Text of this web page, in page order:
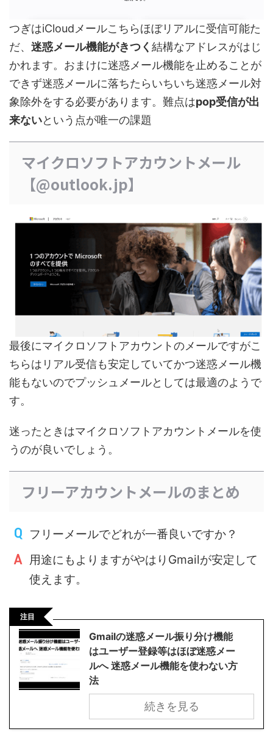
つぎはiCloudメールこちらほぼリアルに受信可能た
だ、 迷惑メール機能がきつく 結構なアドレスがはじ
かれます。おまけに迷惑メール機能を止めることが
できず迷惑メールに落ちたらいちいち迷惑メール対
象除外をする必要があります。難点はpop受信が出
来ないという点が唯一の課題
マイクロソフトアカウントメール
【@outlook.jp】
最後にマイクロソフトアカウントのメールですがこ
ちらはリアル受信も安定していてかつ迷惑メール機
能もないのでプッシュメールとしては最適のようで
す。
迷ったときはマイクロソフトアカウントメールを使
うのが良いでしょう。
フリーアカウントメールのまとめ
フリーメールでどれが一番良いですか？
用途にもよりますがやはりGmailが安定して
使えます。
注目
Gmailの迷惑メール振り分け機能
はユーザー登録等はほぼ迷惑メー
ルへ 迷惑メール機能を使わない方
法
続きを見る